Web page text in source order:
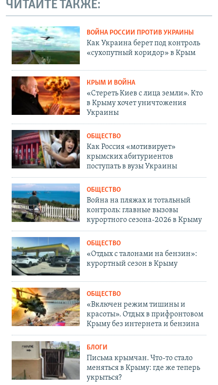
ЧИТАЙТЕ ТАКЖЕ:
ВОЙНА РОССИИ ПРОТИВ УКРАИНЫ
Как Украина берет под контроль
«сухопутный коридор» в Крым
КРЫМ И ВОЙНА
«Стереть Киев с лица земли». Кто
в Крыму хочет уничтожения
Украины
ОБЩЕСТВО
Как Россия «мотивирует»
крымских абитуриентов
поступать в вузы Украины
ОБЩЕСТВО
Война на пляжах и тотальный
контроль: главные вызовы
курортного сезона-2026 в Крыму
ОБЩЕСТВО
«Отдых с талонами на бензин»:
курортный сезон в Крыму
ОБЩЕСТВО
«Включен режим тишины и
красоты». Отдых в прифронтовом
Крыму без интернета и бензина
БЛОГИ
Письма крымчан. Что-то стало
меняться в Крыму: где же теперь
укрыться?